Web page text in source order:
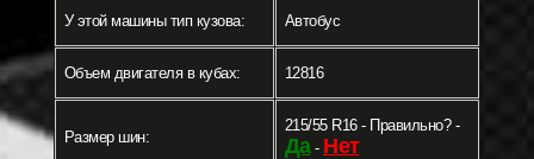
У этой машины тип кузова: Автобус
Объем двигателя в кубах: 12816
Размер шин:
215/55 R16 - Правильно? -
Да- Нет